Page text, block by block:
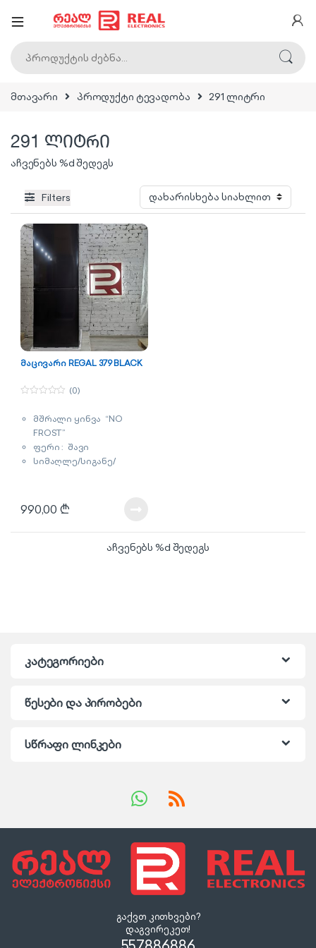
მთავარი პროდუქტი ტევადობა 291 ლიტრი
291 ლიტრი
აჩვენებს %d შედეგს
Filters
მაცივარი REGAL 379 BLACK
u
f
(0)
მშრალი ყინვა “NO
FROST”
ფერი : შავი
სიმაღლე/სიგანე/
გარანტია : 3 წელი
990,00₾
აჩვენებს %d შედეგს
კატეგორიები
წესები და პირობები
სწრაფი ლინკები
გაქვთ კითხვები?
დაგვირეკეთ!